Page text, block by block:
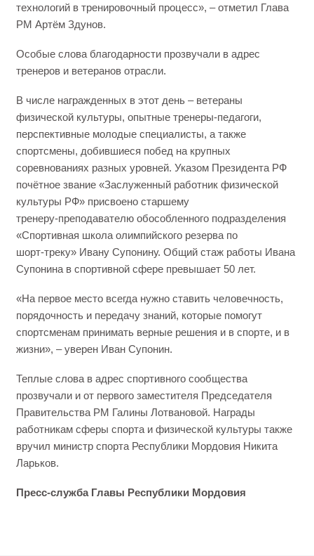
технологий в тренировочный процесс», – отметил Глава
РМ Артём Здунов.
Особые слова благодарности прозвучали в адрес
тренеров и ветеранов отрасли.
В числе награжденных в этот день – ветераны
физической культуры, опытные тренеры‑педагоги,
перспективные молодые специалисты, а также
спортсмены, добившиеся побед на крупных
соревнованиях разных уровней. Указом Президента РФ
почётное звание «Заслуженный работник физической
культуры РФ» присвоено старшему
тренеру‑преподавателю обособленного подразделения
«Спортивная школа олимпийского резерва по
шорт‑треку» Ивану Супонину. Общий стаж работы Ивана
Супонина в спортивной сфере превышает 50 лет.
«На первое место всегда нужно ставить человечность,
порядочность и передачу знаний, которые помогут
спортсменам принимать верные решения и в спорте, и в
жизни», – уверен Иван Супонин.
Теплые слова в адрес спортивного сообщества
прозвучали и от первого заместителя Председателя
Правительства РМ Галины Лотвановой. Награды
работникам сферы спорта и физической культуры также
вручил министр спорта Республики Мордовия Никита
Ларьков.
Пресс-служба Главы Республики Мордовия